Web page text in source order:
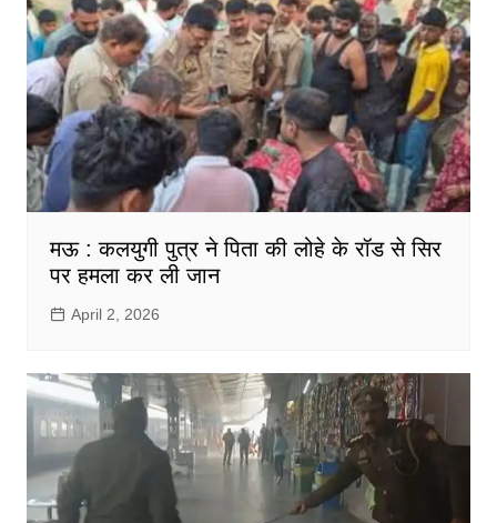
मऊ : कलयुगी पुत्र ने पिता की लोहे के रॉड से सिर
पर हमला कर ली जान
April 2, 2026